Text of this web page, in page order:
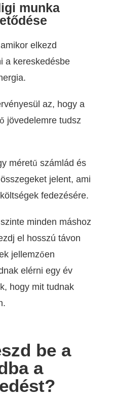
munka
elkezd
a kereskedésbe
az, hogy a
jövedelemre tudsz
méretű számlád és
jelent, ami
fedezésére.
minden máshoz
el hosszú távon
jellemzően
elérni egy év
hogy mit tudnak
be a
a